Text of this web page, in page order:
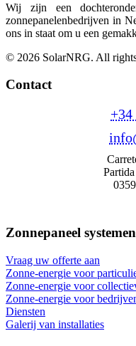
Wij zijn een
zonnepanelenbedrijven in
ons in staat om u een
© 2026 SolarNRG. All
Contact
+34
Zonnepaneel systemen
Vraag uw offerte aan
Zonne-energie voor
Zonne-energie voor
Zonne-energie voor
Diensten
Galerij van installaties